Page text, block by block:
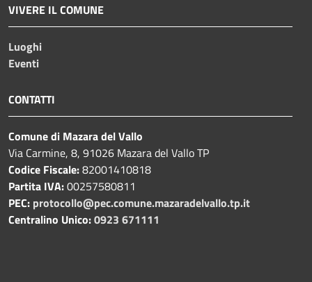
VIVERE IL COMUNE
Luoghi
Eventi
CONTATTI
Comune di Mazara del Vallo
Via Carmine, 8, 91026 Mazara del Vallo TP
Codice Fiscale:82001410818
Partita IVA:00257580811
PEC: protocollo@pec.comune.mazaradelvallo.tp.it
Centralino Unico:0923 671111